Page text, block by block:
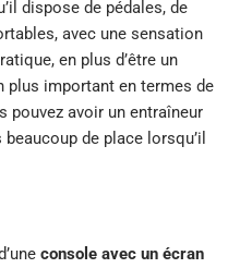
dispose de pédales, de
avec une sensation
en plus d’être un
plus important en termes de
pouvez avoir un entraîneur
de place lorsqu’il
console avec un écran